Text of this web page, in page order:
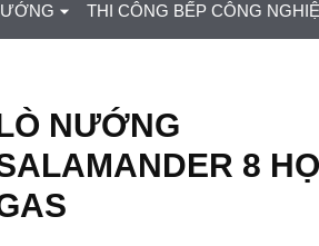
THI CÔNG BẾP CÔNG
NƯỚNG
8